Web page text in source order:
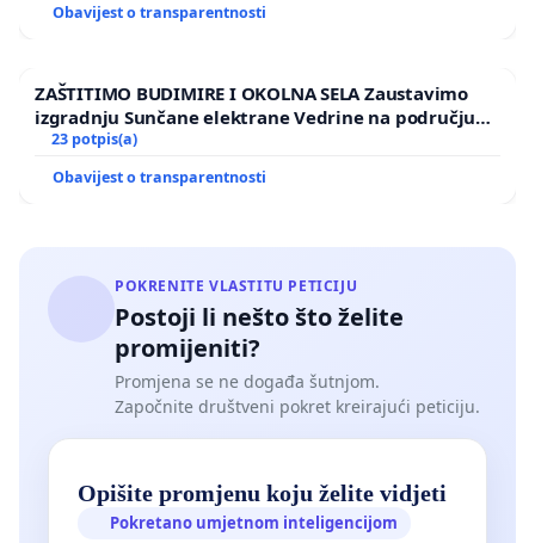
Obavijest o transparentnosti
ZAŠTITIMO BUDIMIRE I OKOLNA SELA Zaustavimo
izgradnju Sunčane elektrane Vedrine na području
Ugljana
23 potpis(a)
Obavijest o transparentnosti
POKRENITE VLASTITU PETICIJU
Postoji li nešto što želite
promijeniti?
Promjena se ne događa šutnjom.
Započnite društveni pokret kreirajući peticiju.
Opišite promjenu koju želite vidjeti
Pokretano umjetnom inteligencijom